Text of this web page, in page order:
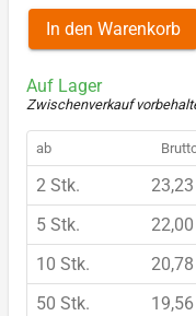
In den Warenkorb
Auf Lager
Zwischenverkauf
ab
2 Stk.
5 Stk.
10 Stk.
50 Stk.